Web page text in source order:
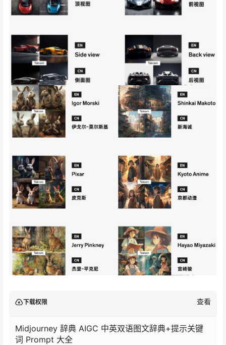
下载权限 查看
Midjourney 辞典 AIGC 中英双语图文辞典+提示关键
词 Prompt 大全